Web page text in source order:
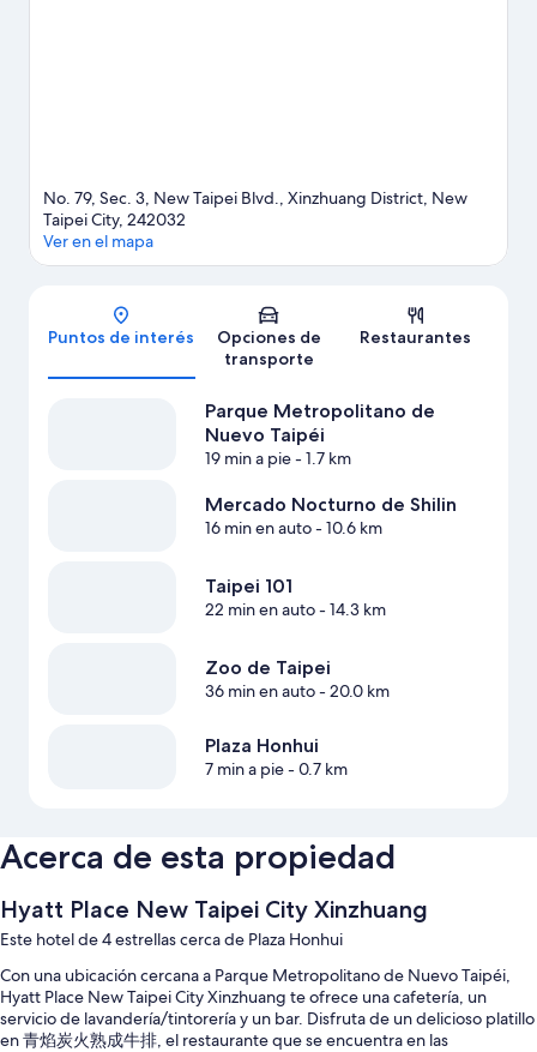
No. 79, Sec. 3, New Taipei Blvd., Xinzhuang District, New
Taipei City, 242032
Ver en el mapa
Puntos de interés
Opciones de
transporte
Restaurantes
Parque Metropolitano de
Nuevo Taipéi
19 min a pie- 1.7 km
Mercado Nocturno de Shilin
16 min en auto- 10.6 km
Taipei 101
22 min en auto- 14.3 km
Zoo de Taipei
36 min en auto- 20.0 km
Plaza Honhui
7 min a pie- 0.7 km
Acerca de esta propiedad
Hyatt Place New Taipei City Xinzhuang
Este hotel de 4 estrellas cerca de Plaza Honhui
Con una ubicación cercana a Parque Metropolitano de Nuevo Taipéi,
Hyatt Place New Taipei City Xinzhuang te ofrece una cafetería, un
servicio de lavandería/tintorería y un bar. Disfruta de un delicioso platillo
en 青焰炭火熟成牛排, el restaurante que se encuentra en las